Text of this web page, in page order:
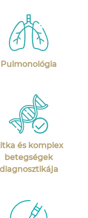
Pulmonológia
és komplex
betegségek
diagnosztikája